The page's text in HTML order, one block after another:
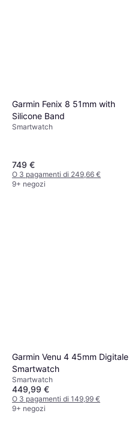
Garmin Fenix 8 51mm with
Silicone Band
Smartwatch
749 €
O 3 pagamenti di 249,66 €
9+ negozi
Garmin Venu 4 45mm Digitale
Smartwatch
Smartwatch
449,99 €
O 3 pagamenti di 149,99 €
9+ negozi